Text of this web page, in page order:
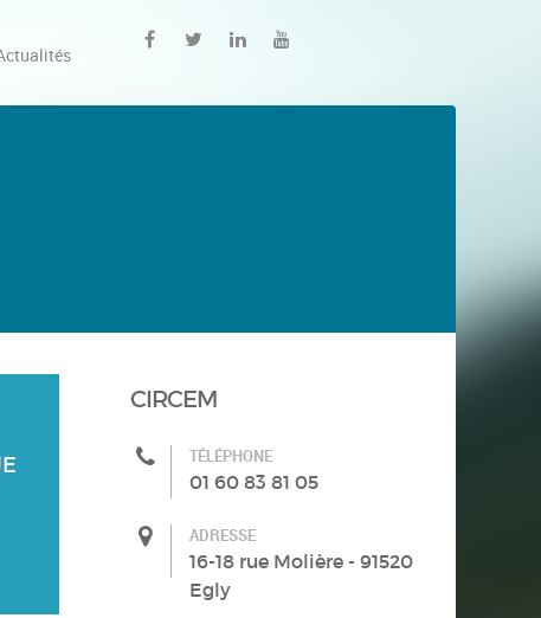
CIRCEM
TÉLÉPHONE
01 60 83 81 05
ADRESSE
16-18 rue Molière - 91520
Egly